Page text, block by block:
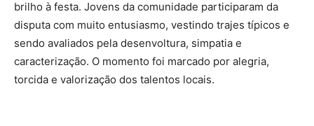
brilho à festa. Jovens da comunidade participaram da
disputa com muito entusiasmo, vestindo trajes típicos e
sendo avaliados pela desenvoltura, simpatia e
caracterização. O momento foi marcado por alegria,
torcida e valorização dos talentos locais.